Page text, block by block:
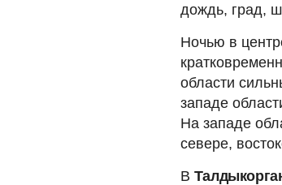
дождь, град,
Ночью в
области
западе
На западе
севере,
В